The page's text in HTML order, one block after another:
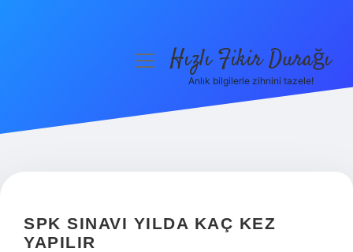
Hakkımızda
menüyüHızlı Fikir Durağı
Anlık bilgilerle zihnini tazele!
SPK SINAVI YILDA KAÇ KEZ
YAPILIR